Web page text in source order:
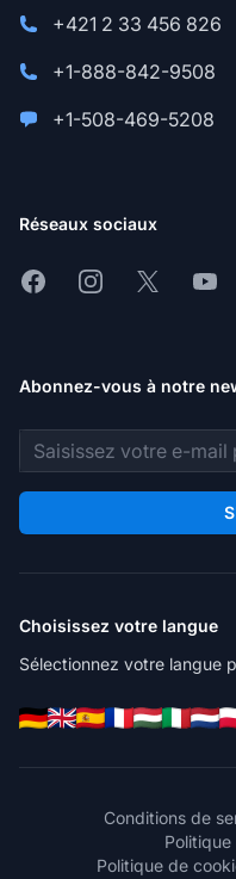
+421 2 33 456 826
+1-888-842-9508
+1-508-469-5208
Réseaux sociaux
FacebookInstagram
X
Abonnez-vous à notre
Adresse e-mail
Choisissez votre langue
Sélectionnez votre langue
Conditions de
Politique de